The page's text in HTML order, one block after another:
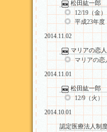
松田紘一郎
12/19（金
平成23年度
2014.11.02
マリアの恋
マリアの
2014.11.01
松田紘一郎
12/9（火）
2014.10.01
認定医療法人制